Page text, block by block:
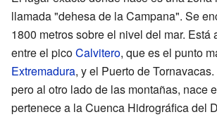
llamada "dehesa de la Campana". Se
1800 metros sobre el nivel del mar. Está
entre el picoCalvitero, que es el punto
Extremadura, y el Puerto de
pero al otro lado de las montañas, nace
pertenece a la Cuenca Hidrográfica del